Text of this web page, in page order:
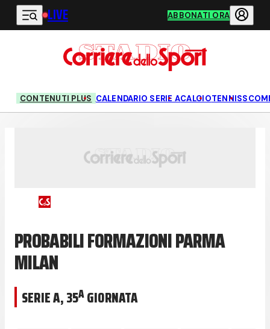
Vai al contenuto principale
LIVE ABBONATI ORA
CONTENUTI PLUS CALENDARIO SERIE ACALCIOTENNIS
PROBABILI FORMAZIONI PARMA
MILAN
SERIE A,35AGIORNATA